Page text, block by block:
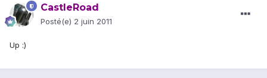
CastleRoad
Posté(e) 2 juin 2011
Up :)